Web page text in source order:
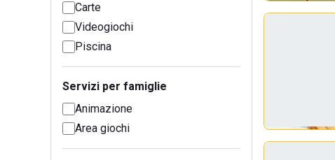
Carte
Videogiochi
Piscina
Servizi per famiglie
Animazione
Area giochi